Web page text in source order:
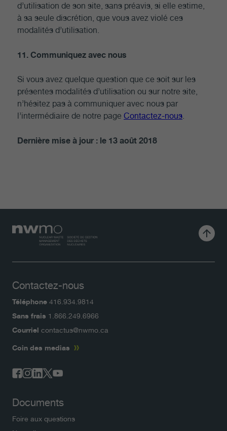
d’utilisation de son site, sans préavis, si elle estime,
à sa seule discrétion, que vous avez violé ces
modalités d’utilisation.
11. Communiquez avec nous
Si vous avez quelque question que ce soit sur les
présentes modalités d’utilisation ou sur notre site,
n’hésitez pas à communiquer avec nous par
l’intermédiaire de notre page Contactez-nous.
Dernière mise à jour : le 13 août 2018
Contactez-nous
Téléphone 416.934.9814
Sans frais 1.866.249.6966
Courriel contactus@nwmo.ca
Coin des medias
Documents
Foire aux questions